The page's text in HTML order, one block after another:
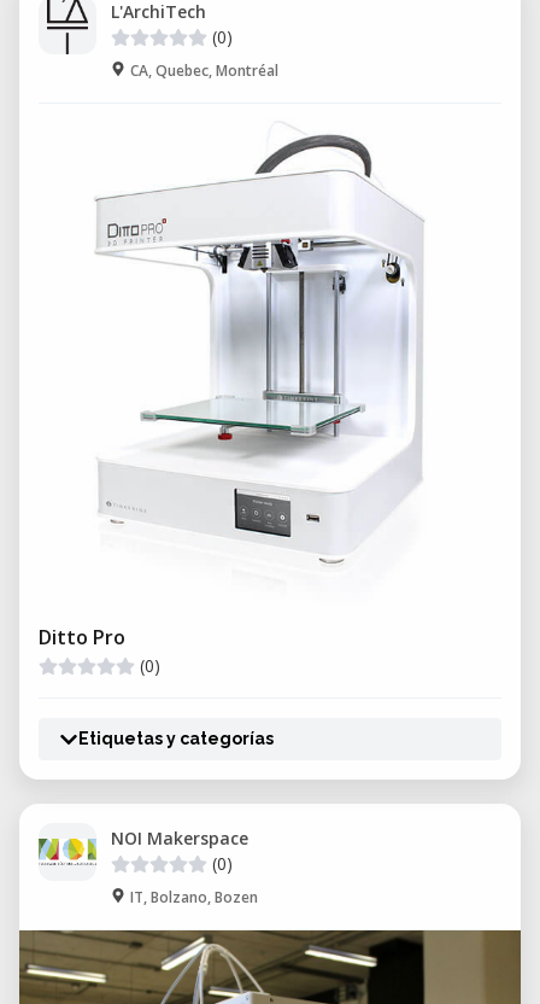
L'ArchiTech
(0)
CA, Quebec, Montréal
Ditto Pro
(0)
Etiquetas y categorías
NOI Makerspace
(0)
IT, Bolzano, Bozen